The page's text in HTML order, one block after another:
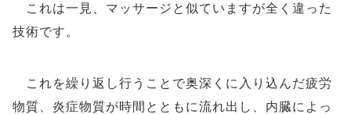
これは一見、マッサージと似ていますが全く違った
技術です。
これを繰り返し行うことで奥深くに入り込んだ疲労
物質、炎症物質が時間とともに流れ出し、内臓によっ